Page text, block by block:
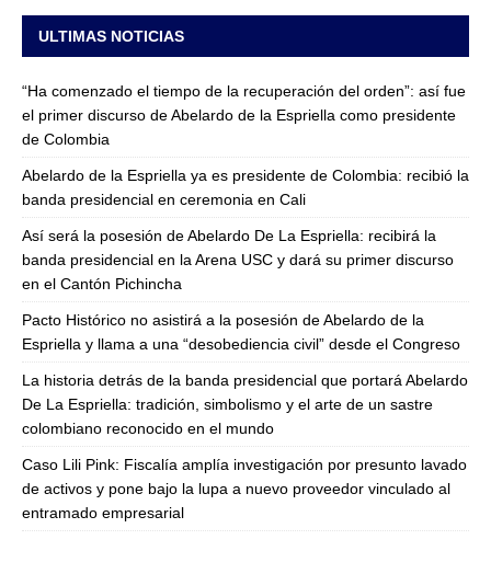
ULTIMAS NOTICIAS
“Ha comenzado el tiempo de la recuperación del orden”: así fue
el primer discurso de Abelardo de la Espriella como presidente
de Colombia
Abelardo de la Espriella ya es presidente de Colombia: recibió la
banda presidencial en ceremonia en Cali
Así será la posesión de Abelardo De La Espriella: recibirá la
banda presidencial en la Arena USC y dará su primer discurso
en el Cantón Pichincha
Pacto Histórico no asistirá a la posesión de Abelardo de la
Espriella y llama a una “desobediencia civil” desde el Congreso
La historia detrás de la banda presidencial que portará Abelardo
De La Espriella: tradición, simbolismo y el arte de un sastre
colombiano reconocido en el mundo
Caso Lili Pink: Fiscalía amplía investigación por presunto lavado
de activos y pone bajo la lupa a nuevo proveedor vinculado al
entramado empresarial